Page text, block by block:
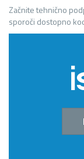
Začnite tehnično
sporoči dostopno